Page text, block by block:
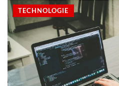
TECHNOLOGIE